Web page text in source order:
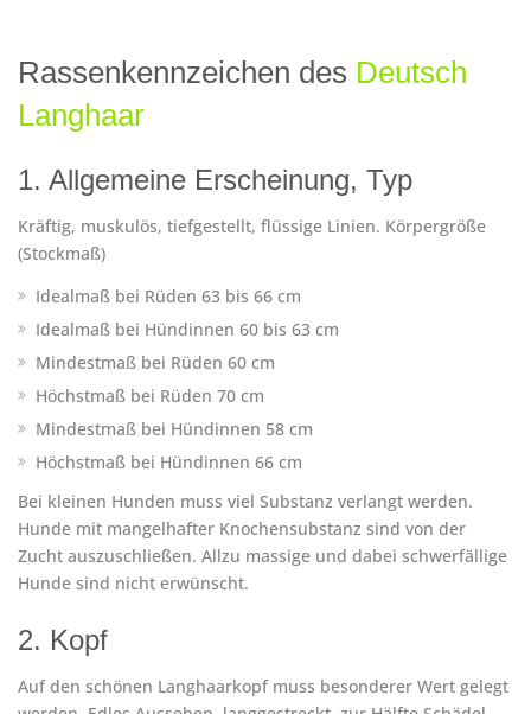
Rassenkennzeichen des Deutsch
Langhaar
1. Allgemeine Erscheinung, Typ
Kräftig, muskulös, tiefgestellt, flüssige Linien. Körpergröße
(Stockmaß)
Idealmaß bei Rüden 63 bis 66 cm
Idealmaß bei Hündinnen 60 bis 63 cm
Mindestmaß bei Rüden 60 cm
Höchstmaß bei Rüden 70 cm
Mindestmaß bei Hündinnen 58 cm
Höchstmaß bei Hündinnen 66 cm
Bei kleinen Hunden muss viel Substanz verlangt werden.
Hunde mit mangelhafter Knochensubstanz sind von der
Zucht auszuschließen. Allzu massige und dabei schwerfällige
Hunde sind nicht erwünscht.
2. Kopf
Auf den schönen Langhaarkopf muss besonderer Wert gelegt